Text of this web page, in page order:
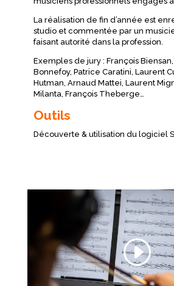
La réalisation de fin d’année est
studio et commentée par un
faisant autorité dans la profession.
Exemples de jury : François
Bonnefoy, Patrice Caratini, Laurent
Hutman, Arnaud Mattei, Laurent
Milanta, François Theberge…
Outils
Découverte & utilisation du logiciel